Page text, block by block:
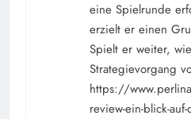
eine Spielrunde
erzielt er einen
Spielt er weiter,
Strategievorgang
https://
review-ein-blick-